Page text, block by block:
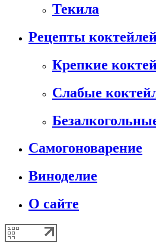
Текила
Рецепты
Крепкие
Слабые
Самогоноварение
Виноделие
О сайте